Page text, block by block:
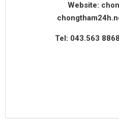
Website:
Tel: 043.563